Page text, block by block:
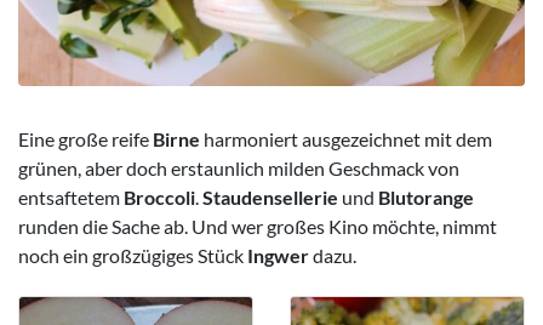
Eine große reife Birne harmoniert ausgezeichnet mit dem
grünen, aber doch erstaunlich milden Geschmack von
entsaftetem Broccoli.Staudensellerie und Blutorange
runden die Sache ab. Und wer großes Kino möchte, nimmt
noch ein großzügiges Stück Ingwerdazu.